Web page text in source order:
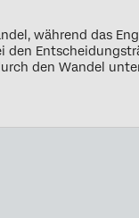
während das
den
den Wandel